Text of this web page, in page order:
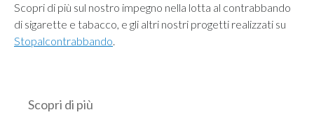
Scopri di più sul nostro impegno nella lotta al contrabbando
di sigarette e tabacco, e gli altri nostri progetti realizzati su
Stopalcontrabbando.
Scopri di più